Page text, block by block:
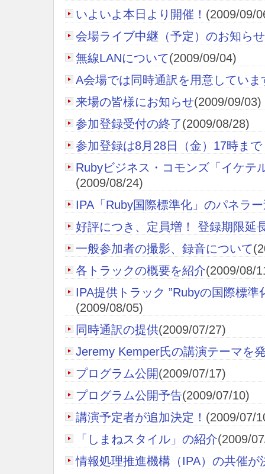
いよいよ本日より開催！ (2009/09/
会場ライブ中継（予定）のお知らせ
無線LANについて(2009/09/04)
A会場では同時通訳を用意していま
来場の皆様にお知らせ(2009/09/03)
参加登録受付の終了(2009/08/28)
参加登録は8月28日（金）17時まで
Rubyビジネス・コモンズ「イケテ
(2009/08/24)
IPA「Ruby国際標準化」のパネラ
好評につき、定員増！ 登録期限延
一般参加者の撮影、録音について
各トラックの概要を紹介(2009/08/
IPA提供トラック ”Rubyの国際標準
(2009/08/05)
同時通訳の提供(2009/07/27)
Jeremy Kemper氏の講演テーマを
プログラム公開(2009/07/17)
プログラム公開予告(2009/07/10)
講演予定者が追加決定！ (2009/07/
「しまねスタイル」の紹介(2009/
情報処理推進機構（IPA）の共催が